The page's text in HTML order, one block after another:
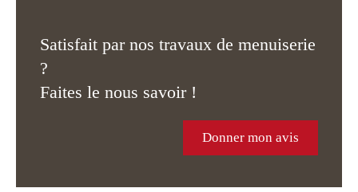
Satisfait par nos travaux de menuiserie
?
Faites le nous savoir !
Donner mon avis